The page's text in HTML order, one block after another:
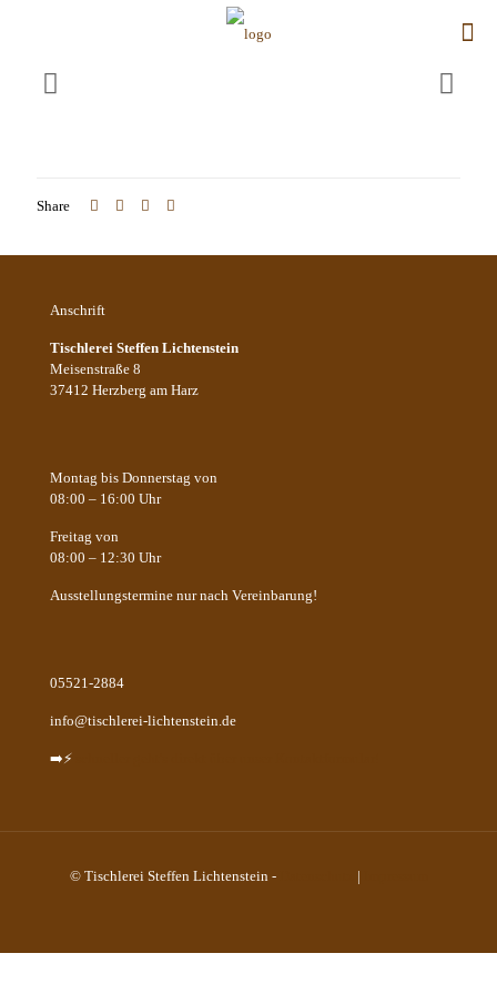
Share
Anschrift
Tischlerei Steffen Lichtenstein
Meisenstraße 8
37412 Herzberg am Harz
Montag bis Donnerstag von
08:00 – 16:00 Uhr
Freitag von
08:00 – 12:30 Uhr
Ausstellungstermine nur nach Vereinbarung!
05521-2884
info@tischlerei-lichtenstein.de
➡️⚡
© Tischlerei Steffen Lichtenstein - |